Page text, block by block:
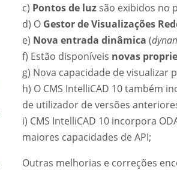
c) Pontos de luz são exibidos no
d) O Gestor de Visualizações
e) Nova entrada dinâmica (
f) Estão disponíveis novas
g) Nova capacidade de visualizar
h) O CMS IntelliCAD 10 também
de utilizador de versões
i) CMS IntelliCAD 10 incorpora
maiores capacidades de API;
Outras melhorias e correções